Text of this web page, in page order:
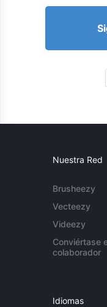
Nuestra Red
Brusheezy
Vecteezy
Videezy
Conviértase
colaborador
Idiomas